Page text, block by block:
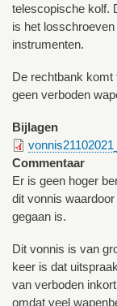
telescopische kolf.
is het
instrumenten.
De rechtbank komt
geen verboden
Bijlagen
Commentaar
Er is geen hoger
dit vonnis
gegaan is.
Dit vonnis is van
keer is dat
van verboden
omdat veel